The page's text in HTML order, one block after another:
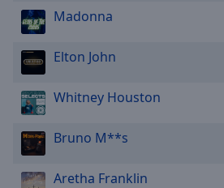
Madonna
Elton John
Whitney Houston
Bruno M**s
Aretha Franklin